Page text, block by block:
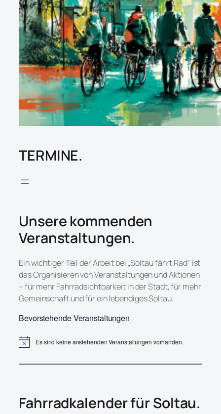
TERMINE.
Unsere kommenden
Veranstaltungen.
Ein wichtiger Teil der Arbeit bei „Soltau fährt Rad“ ist
das Organisieren von Veranstaltungen und Aktionen
– für mehr Fahrradsichtbarkeit in der Stadt, für mehr
Gemeinschaft und für ein lebendiges Soltau.
Bevorstehende Veranstaltungen
HinweisEs sind keine anstehenden Veranstaltungen vorhanden.
Fahrradkalender für Soltau.